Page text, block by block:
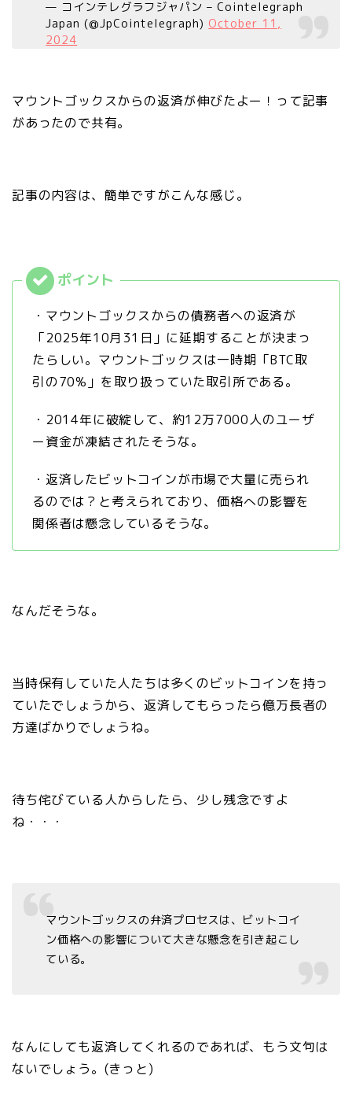
— コインテレグラフジャパン – Cointelegraph
Japan (@JpCointelegraph) October 11,
2024
マウントゴックスからの返済が伸びたよー！って記事
があったので共有。
記事の内容は、簡単ですがこんな感じ。
・マウントゴックスからの債務者への返済が
「2025年10月31日」に延期することが決まっ
たらしい。マウントゴックスは一時期「BTC取
引の70%」を取り扱っていた取引所である。
・2014年に破綻して、約12万7000人のユーザ
ー資金が凍結されたそうな。
・返済したビットコインが市場で大量に売られ
るのでは？と考えられており、価格への影響を
関係者は懸念しているそうな。
なんだそうな。
当時保有していた人たちは多くのビットコインを持っ
ていたでしょうから、返済してもらったら億万長者の
方達ばかりでしょうね。
待ち侘びている人からしたら、少し残念ですよ
ね・・・
マウントゴックスの弁済プロセスは、ビットコイ
ン価格への影響について大きな懸念を引き起こし
ている。
なんにしても返済してくれるのであれば、もう文句は
ないでしょう。(きっと)